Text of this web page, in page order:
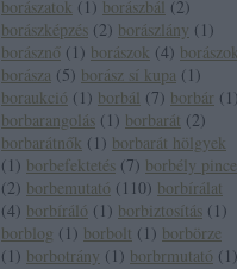
borászatok ( 1 ) borászbál (2)
borászképzés (2) borászlány ( 1 )
borásznő ( 1 ) borászok (4) borászok
borásza (5) borász sí kupa ( 1 )
boraukció ( 1 ) borbál (7) borbár ( 1 )
borbarangolás ( 1 ) borbarát (2)
borbarátnők ( 1 ) borbarát hölgyek
( 1 ) borbefektetés (7) borbély pince
(2) borbemutató ( 110) borbírálat
(4) borbíráló ( 1 ) borbiztosítás ( 1 )
borblog ( 1 ) borbolt ( 1 ) borbörze
( 1 ) borbotrány ( 1 ) borbrmutató ( 1 )